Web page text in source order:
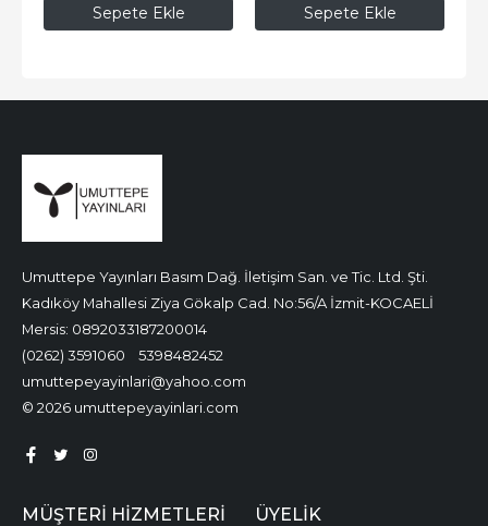
Sepete Ekle Sepete Ekle
Umuttepe Yayınları Basım Dağ. İletişim San. ve Tic. Ltd. Şti.
Kadıköy Mahallesi Ziya Gökalp Cad. No:56/A İzmit-KOCAELİ
Mersis: 0892033187200014
(0262) 3591060
5398482452
umuttepeyayinlari@yahoo.com
© 2026 umuttepeyayinlari.com
MÜŞTERI HIZMETLERI ÜYELIK